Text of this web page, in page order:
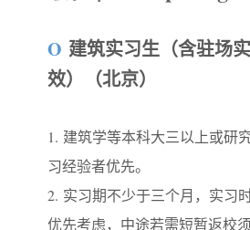
O 建筑实习生（含驻场
效）（北京）
1. 建筑学等本科大三以上或研
习经验者优先。
2. 实习期不少于三个月，实习
优先考虑，中途若需短暂返校